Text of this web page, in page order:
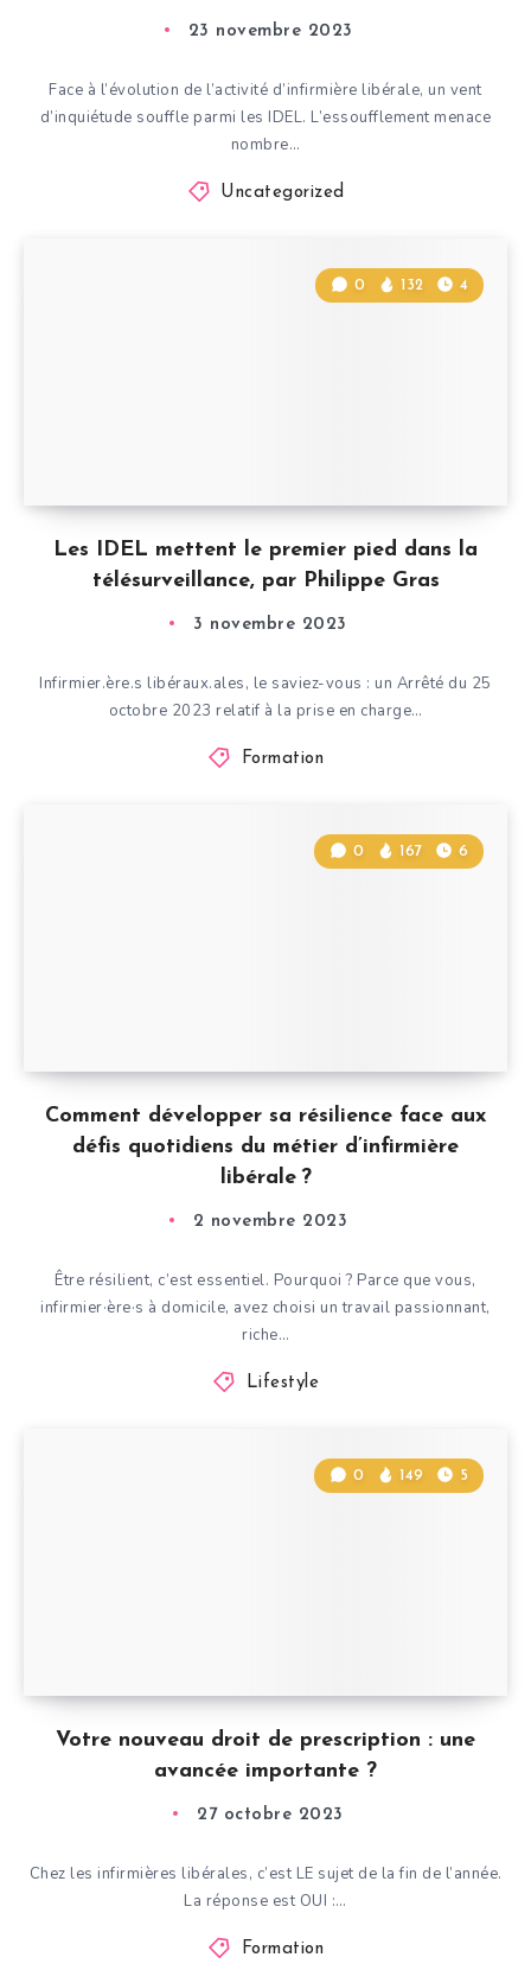
23 novembre 2023
Face à l’évolution de l’activité d’infirmière libérale, un vent
d’inquiétude souffle parmi les IDEL. L’essoufflement menace
nombre…
Uncategorized
Les IDEL mettent le premier pied dans la
télésurveillance, par Philippe Gras
0 132 4
3 novembre 2023
Infirmier.ère.s libéraux.ales, le saviez-vous : un Arrêté du 25
octobre 2023 relatif à la prise en charge…
Formation
Comment développer sa résilience face aux
défis quotidiens du métier d’infirmière
libérale ?
0 167 6
2 novembre 2023
Être résilient, c’est essentiel. Pourquoi ? Parce que vous,
infirmier·ère·s à domicile, avez choisi un travail passionnant,
riche…
Lifestyle
Votre nouveau droit de prescription : une
avancée importante ?
0 149 5
27 octobre 2023
Chez les infirmières libérales, c’est LE sujet de la fin de l’année.
La réponse est OUI :…
Formation